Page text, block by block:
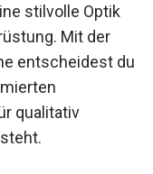
stilvolle Optik
Mit der
entscheidest du
qualitativ